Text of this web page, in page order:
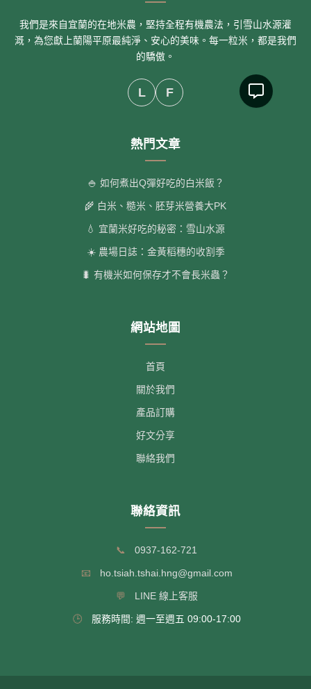
我們是來自宜蘭的在地米農，堅持全程有機農法，引雪山水源灌
溉，為您獻上蘭陽平原最純淨、安心的美味。每一粒米，都是我們
的驕傲。
L F
熱門文章
🍚 如何煮出Q彈好吃的白米飯？
🌾 白米、糙米、胚芽米營養大PK
💧 宜蘭米好吃的秘密：雪山水源
☀️ 農場日誌：金黃稻穗的收割季
🐛 有機米如何保存才不會長米蟲？
網站地圖
首頁
關於我們
產品訂購
好文分享
聯絡我們
聯絡資訊
📞 0937-162-721
📧 ho.tsiah.tshai.hng@gmail.com
💬 LINE 線上客服
🕒 服務時間: 週一至週五 09:00-17:00